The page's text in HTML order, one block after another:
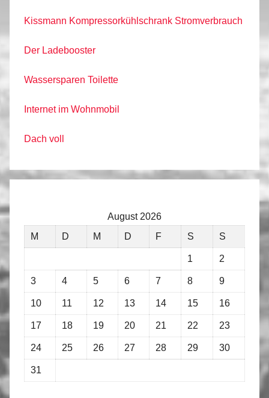
Kissmann Kompressorkühlschrank Stromverbrauch
Der Ladebooster
Wassersparen Toilette
Internet im Wohnmobil
Dach voll
August 2026
M
D M D F S S
1 2
3 4 5 6 7 8 9
10 11 12 13 14 15 16
17 18 19 20 21 22 23
24 25 26 27 28 29 30
31